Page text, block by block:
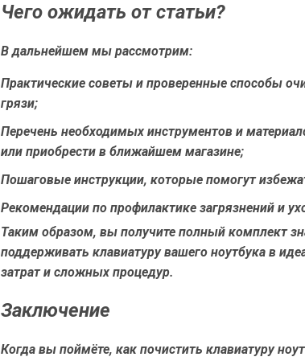
Чего ожидать от статьи?
В дальнейшем мы рассмотрим:
Практические советы и проверенные способы
грязи;
Перечень необходимых инструментов и
или приобрести в ближайшем магазине;
Пошаговые инструкции, которые помогут
Рекомендации по профилактике загрязнений и
Таким образом, вы получите полный комплект
поддерживать клавиатуру вашего ноутбука в
затрат и сложных процедур.
Заключение
Когда вы поймёте, как почистить клавиатуру